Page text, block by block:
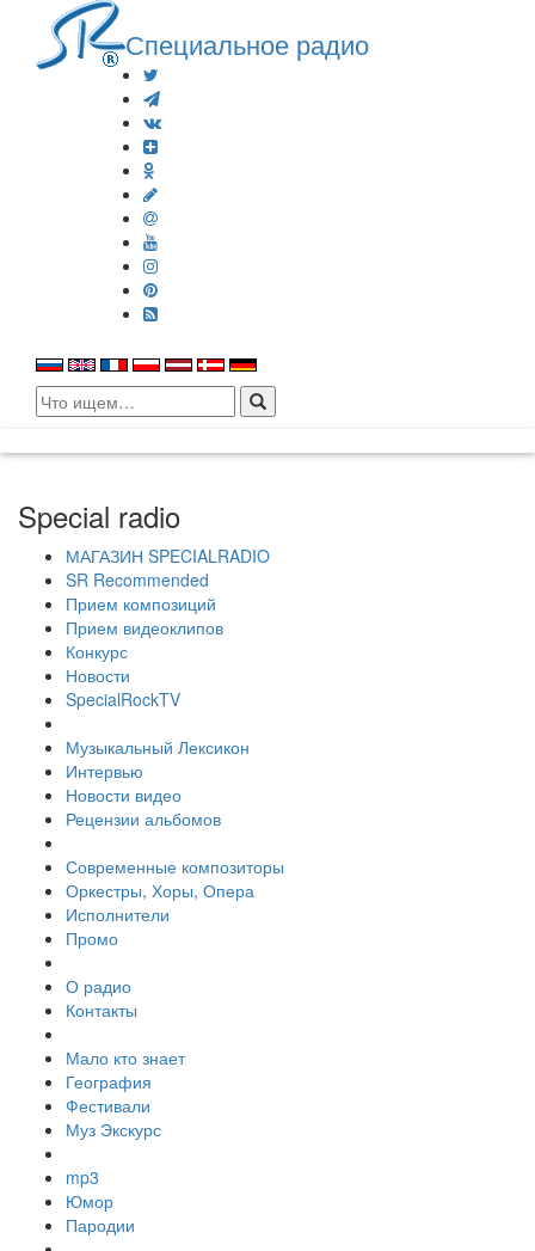
Специальное радио
Search
for:
Special radio
МАГАЗИН SPECIALRADIO
SR Recommended
Прием композиций
Прием видеоклипов
Конкурс
Новости
SpecialRockTV
Музыкальный Лексикон
Интервью
Новости видео
Рецензии альбомов
Современные композиторы
Оркестры, Хоры, Опера
Исполнители
Промо
О радио
Контакты
Мало кто знает
География
Фестивали
Муз Экскурс
mp3
Юмор
Пародии